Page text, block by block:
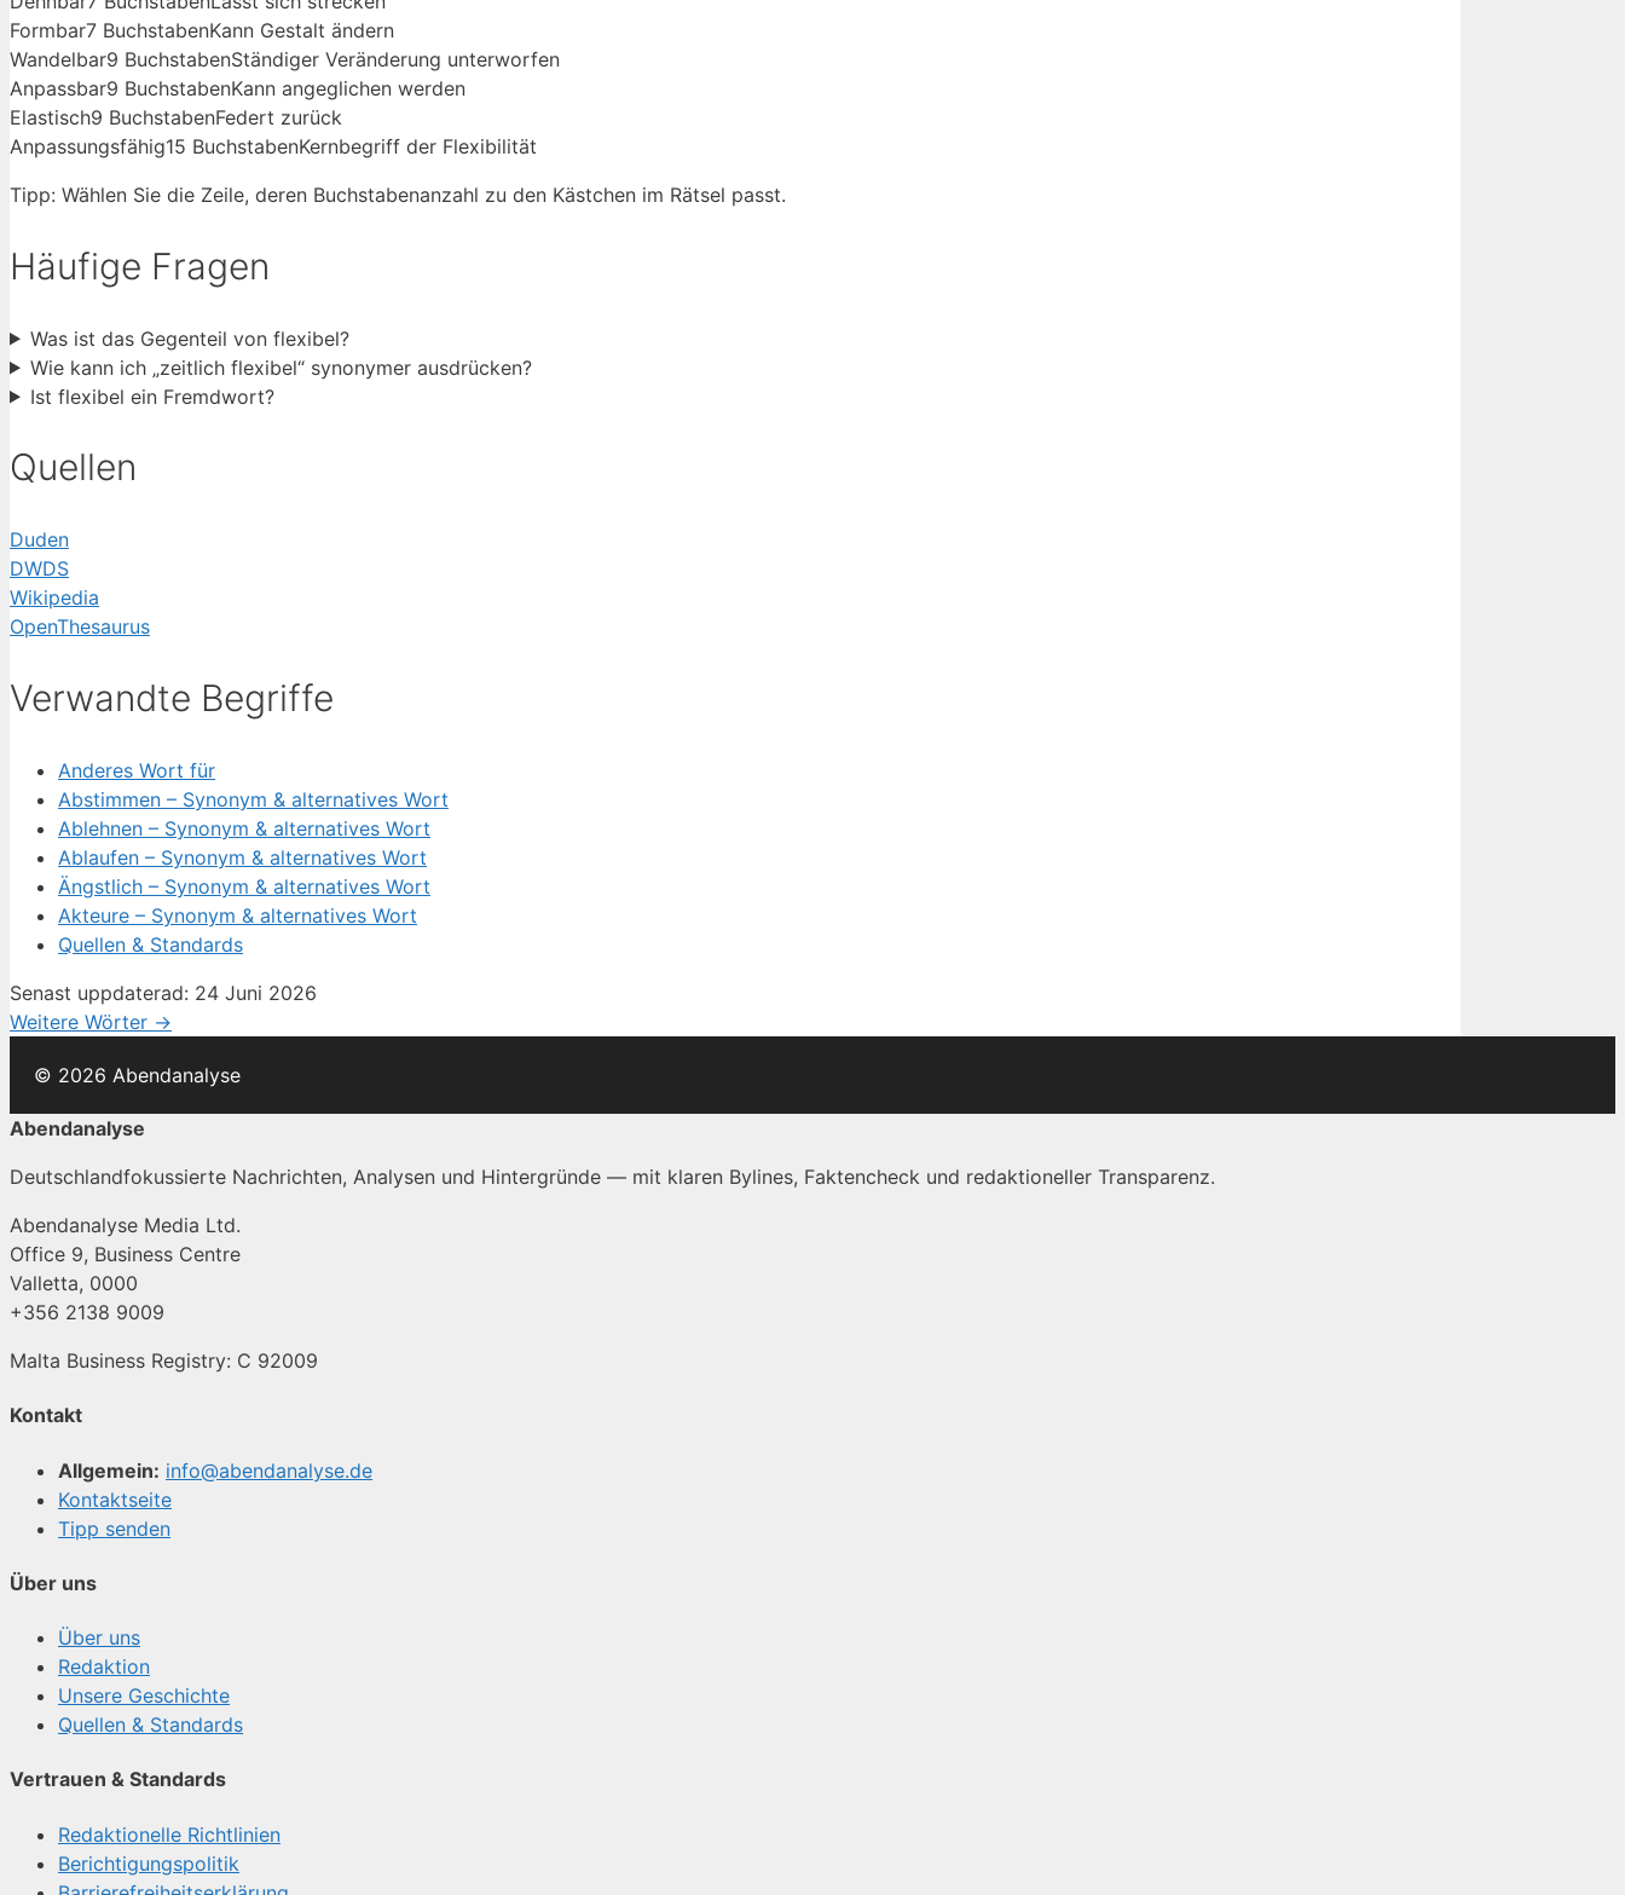
Formbar7 BuchstabenKann Gestalt ändern
Wandelbar9 BuchstabenStändiger Veränderung unterworfen
Anpassbar9 BuchstabenKann angeglichen werden
Elastisch9 BuchstabenFedert zurück
Anpassungsfähig15 BuchstabenKernbegriff der Flexibilität
Tipp: Wählen Sie die Zeile, deren Buchstabenanzahl zu den Kästchen im Rätsel passt.
Häufige Fragen
Was ist das Gegenteil von flexibel?
Wie kann ich „zeitlich flexibel“ synonymer ausdrücken?
Ist flexibel ein Fremdwort?
Quellen
Duden
DWDS
Wikipedia
OpenThesaurus
Verwandte Begriffe
Anderes Wort für
Abstimmen – Synonym & alternatives Wort
Ablehnen – Synonym & alternatives Wort
Ablaufen – Synonym & alternatives Wort
Ängstlich – Synonym & alternatives Wort
Akteure – Synonym & alternatives Wort
Quellen & Standards
Senast uppdaterad: 24 Juni 2026
Weitere Wörter →
© 2026 Abendanalyse
Abendanalyse
Deutschlandfokussierte Nachrichten, Analysen und Hintergründe — mit klaren Bylines, Faktencheck und redaktioneller Transparenz.
Abendanalyse Media Ltd.
Office 9, Business Centre
Valletta, 0000
+356 2138 9009
Malta Business Registry: C 92009
Kontakt
Allgemein: info@abendanalyse.de
Kontaktseite
Tipp senden
Über uns
Über uns
Redaktion
Unsere Geschichte
Quellen & Standards
Vertrauen & Standards
Redaktionelle Richtlinien
Berichtigungspolitik